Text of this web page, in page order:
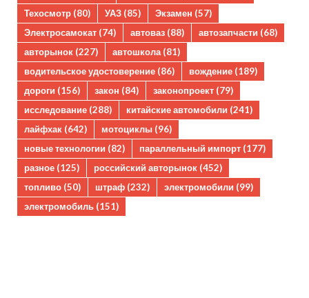
Техосмотр (80) УАЗ (85) Экзамен (57)
Электросамокат (74) автоваз (88) автозапчасти (68)
авторынок (227) автошкола(81)
водительское удостоверение (86) вождение (189)
дороги (156) закон (84) законопроект (79)
исследование (288) китайские автомобили (241)
лайфхак (642) мотоциклы (96)
новые технологии (82) параллельный импорт (177)
разное (125) российский авторынок (452)
топливо (50) штраф (232) электромобили (99)
электромобиль (151)